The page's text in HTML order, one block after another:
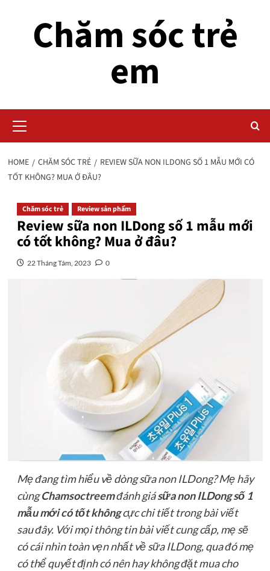
Chăm sóc trẻ
em
Menu
HOME CHĂM SÓC TRẺ
REVIEW SỮA NON ILDONG SỐ 1 MẪU MỚI CÓ
TỐT KHÔNG? MUA Ở ĐÂU?
Chăm sóc trẻ Review sản phẩm
Review sữa non ILDong số 1 mẫu mới
có tốt không? Mua ở đâu?
22 Tháng Tám, 2023 0
Mẹ đang tìm hiểu về dòng sữa non ILDong? Mẹ hãy
cùngChamsoctreemđánh giásữa non ILDong số 1
mẫu mới có tốt khôngcực chi tiết trong bài viết
sau đây. Với mọi thông tin bài viết cung cấp, mẹ sẽ
có cái nhìn toàn vẹn nhất về sữa ILDong, qua đó mẹ
có thể quyết định có nên hay không đặt mua cho